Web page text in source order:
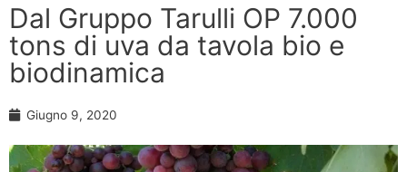
Dal Gruppo Tarulli OP 7.000
tons di uva da tavola bio e
biodinamica
Giugno 9, 2020